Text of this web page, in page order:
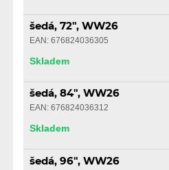
šedá, 72", WW26
EAN: 676824036305
Skladem
šedá, 84", WW26
EAN: 676824036312
Skladem
šedá, 96", WW26